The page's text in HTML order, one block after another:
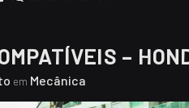
–
em Mecânica